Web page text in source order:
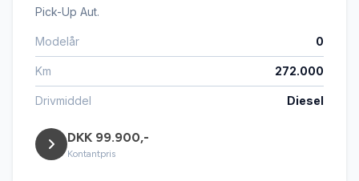
Pick-Up Aut.
Modelår 0
Km 272.000
Drivmiddel Diesel
DKK 99.900,-
Kontantpris